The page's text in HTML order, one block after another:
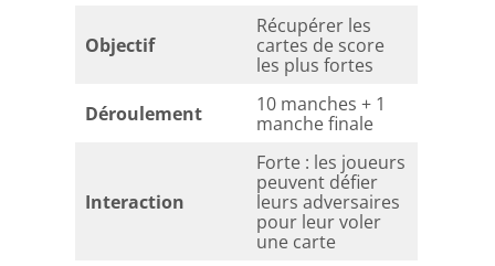
Objectif
Récupérer les
cartes de score
les plus fortes
Déroulement
10 manches + 1
manche finale
Interaction
Forte : les joueurs
peuvent défier
leurs adversaires
pour leur voler
une carte